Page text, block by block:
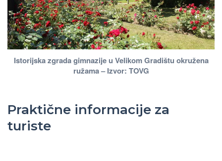
Istorijska zgrada gimnazije u Velikom Gradištu okružena
ružama – Izvor: TOVG
Praktične informacije za
turiste